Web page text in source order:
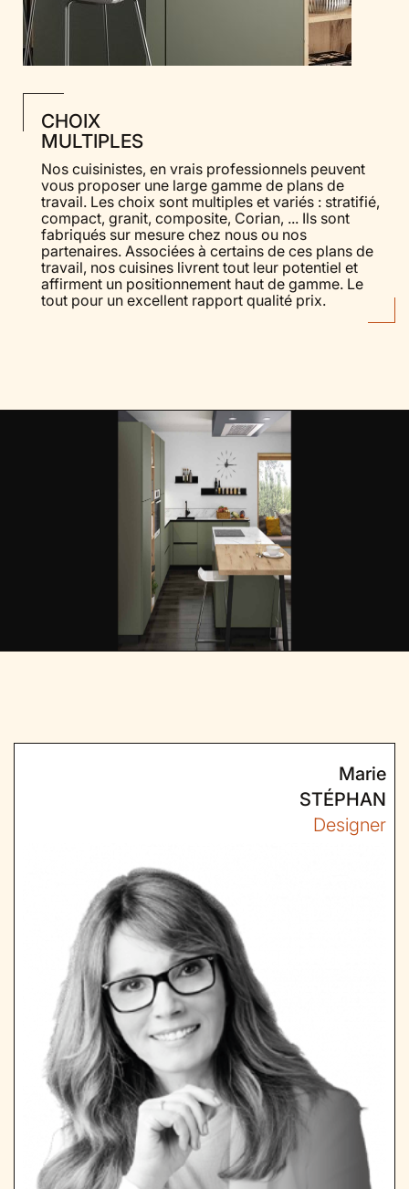
CHOIX
MULTIPLES
Nos cuisinistes, en vrais professionnels peuvent
vous proposer une large gamme de plans de
travail. Les choix sont multiples et variés : stratifié,
compact, granit, composite, Corian, ... Ils sont
fabriqués sur mesure chez nous ou nos
partenaires. Associées à certains de ces plans de
travail, nos cuisines livrent tout leur potentiel et
affirment un positionnement haut de gamme. Le
tout pour un excellent rapport qualité prix.
Marie
STÉPHAN
Designer